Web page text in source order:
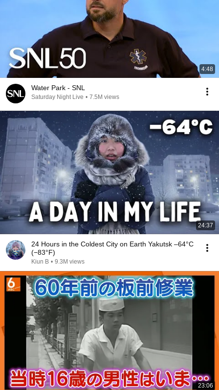
4:48
Water Park - SNL
Saturday Night Live • 7.5M views
24:37
24 Hours in the Coldest City on Earth Yakutsk –64°C
(−83°F)
Kiun B • 9.3M views
23:06